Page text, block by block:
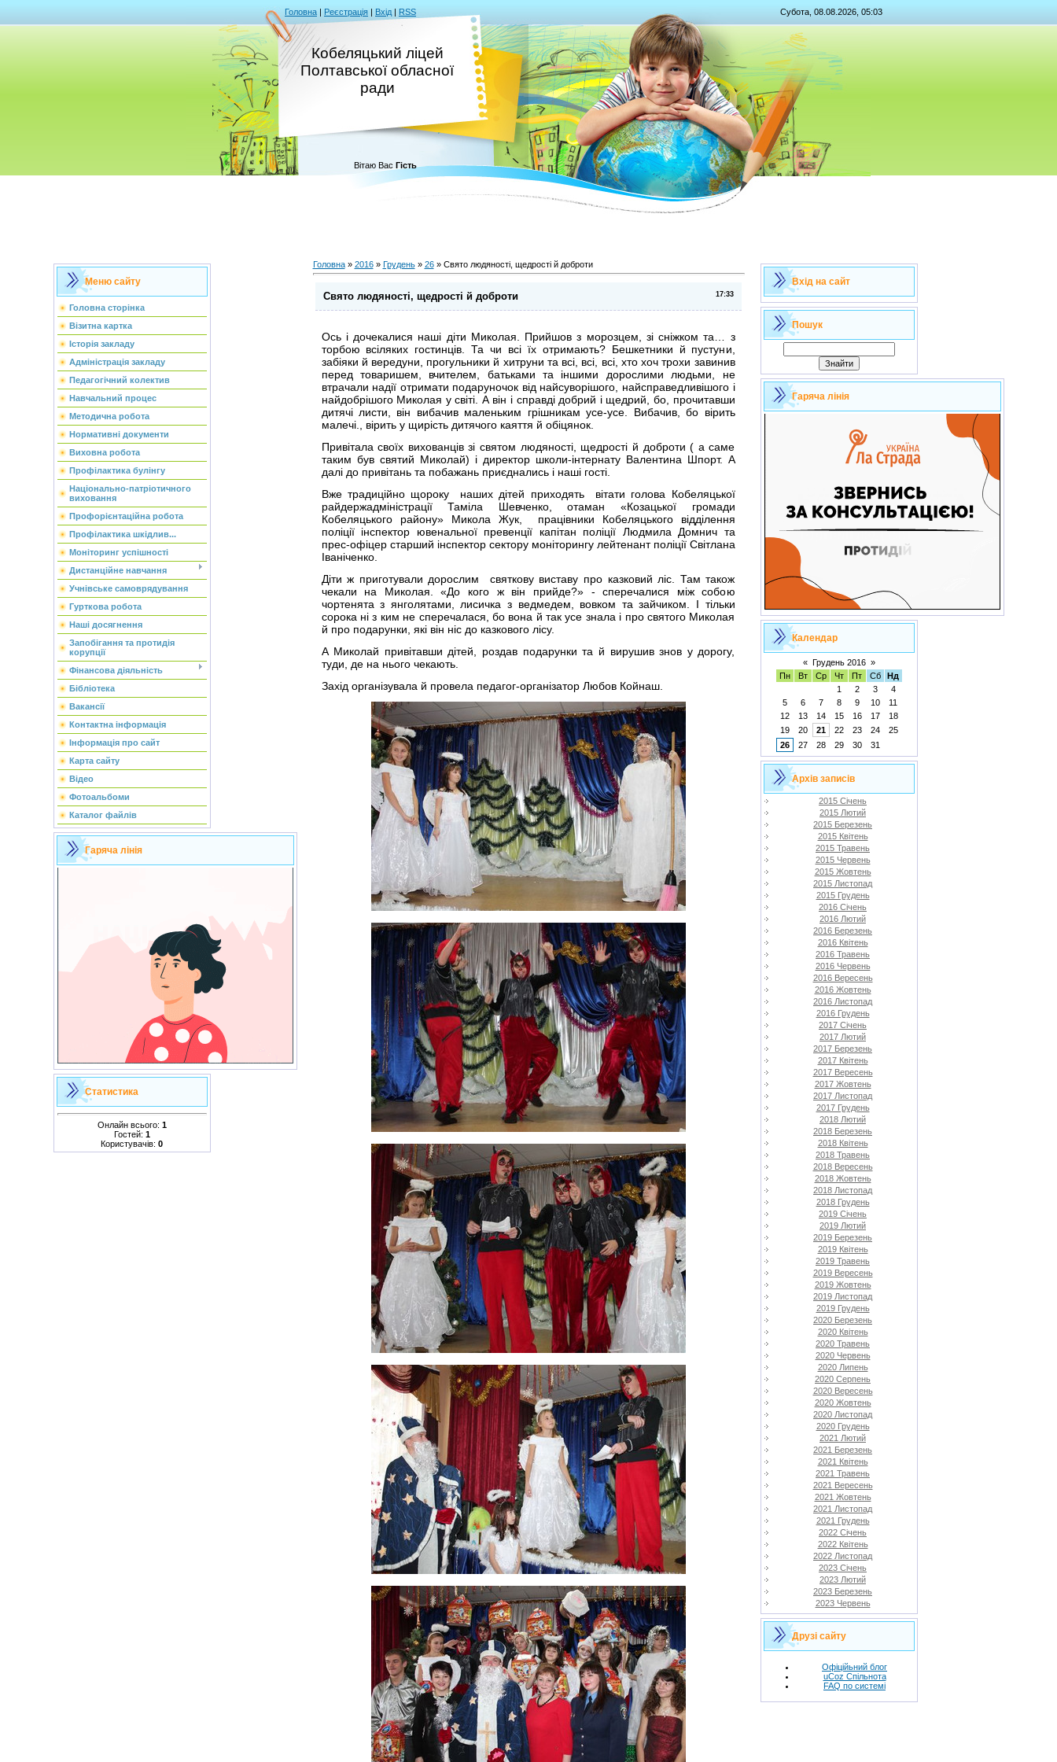
Головна | Реєстрація | Вхід | RSS Субота, 08.08.2026, 05:03
Кобеляцький ліцей
Полтавської обласної
ради
Вітаю Вас Гість
Меню сайту
Головна сторінка
Візитна картка
Історія закладу
Адміністрація закладу
Педагогічний колектив
Навчальний процес
Методична робота
Нормативні документи
Виховна робота
Профілактика булінгу
Національно-патріотичного
виховання
Профорієнтаційна робота
Профілактика шкідлив...
Моніторинг успішності
Дистанційне навчання
Учнівське самоврядування
Гурткова робота
Наші досягнення
Запобігання та протидія
корупції
Фінансова діяльність
Бібліотека
Вакансії
Контактна інформація
Інформація про сайт
Карта сайту
Відео
Фотоальбоми
Каталог файлів
Гаряча лінія
Статистика
Онлайн всього: 1
Гостей: 1
Користувачів: 0
Головна» 2016 » Грудень » 26» Свято людяності, щедрості й доброти
17:33
Свято людяності, щедрості й доброти
Ось і дочекалися наші діти Миколая. Прийшов з морозцем, зі сніжком та… з
торбою всіляких гостинців. Та чи всі їх отримають? Бешкетники й пустуни,
забіяки й вередуни, прогульники й хитруни та всі, всі, всі, хто хоч трохи завинив
перед товаришем, вчителем, батьками та іншими дорослими людьми, не
втрачали надії отримати подаруночок від найсуворішого, найсправедливішого і
найдобрішого Миколая у світі. А він і справді добрий і щедрий, бо, прочитавши
дитячі листи, він вибачив маленьким грішникам усе-усе. Вибачив, бо вірить
малечі., вірить у щирість дитячого каяття й обіцянок.
Привітала своїх вихованців зі святом людяності, щедрості й доброти ( а саме
таким був святий Миколай) і директор школи-інтернату Валентина Шпорт. А
далі до привітань та побажань приєднались і наші гості.
Вже традиційно щороку наших дітей приходять вітати голова Кобеляцької
райдержадміністрації Таміла Шевченко, отаман «Козацької громади
Кобеляцького району» Микола Жук, працівники Кобеляцького відділення
поліції інспектор ювенальної превенції капітан поліції Людмила Домнич та
прес-офіцер старший інспектор сектору моніторингу лейтенант поліції Світлана
Іваніченко.
Діти ж приготували дорослим святкову виставу про казковий ліс. Там також
чекали на Миколая. «До кого ж він прийде?» - сперечалися між собою
чортенята з янголятами, лисичка з ведмедем, вовком та зайчиком. І тільки
сорока ні з ким не сперечалася, бо вона й так усе знала і про святого Миколая
й про подарунки, які він ніс до казкового лісу.
А Миколай привітавши дітей, роздав подарунки та й вирушив знов у дорогу,
туди, де на нього чекають.
Захід організувала й провела педагог-організатор Любов Койнаш.
Вхід на сайт
Пошук
Гаряча лінія
Календар
« Грудень 2016 »
Пн
Вт Ср Чт Пт Сб
Нд
1
2 3
4
5
6 7 8 9 10
11
12
13 14 15 16 17
18
19
20 21 22 23 24
25
26
27 28 29 30 31
Архів записів
2015 Січень
2015 Лютий
2015 Березень
2015 Квітень
2015 Травень
2015 Червень
2015 Жовтень
2015 Листопад
2015 Грудень
2016 Січень
2016 Лютий
2016 Березень
2016 Квітень
2016 Травень
2016 Червень
2016 Вересень
2016 Жовтень
2016 Листопад
2016 Грудень
2017 Січень
2017 Лютий
2017 Березень
2017 Квітень
2017 Вересень
2017 Жовтень
2017 Листопад
2017 Грудень
2018 Лютий
2018 Березень
2018 Квітень
2018 Травень
2018 Вересень
2018 Жовтень
2018 Листопад
2018 Грудень
2019 Січень
2019 Лютий
2019 Березень
2019 Квітень
2019 Травень
2019 Вересень
2019 Жовтень
2019 Листопад
2019 Грудень
2020 Березень
2020 Квітень
2020 Травень
2020 Червень
2020 Липень
2020 Серпень
2020 Вересень
2020 Жовтень
2020 Листопад
2020 Грудень
2021 Лютий
2021 Березень
2021 Квітень
2021 Травень
2021 Вересень
2021 Жовтень
2021 Листопад
2021 Грудень
2022 Січень
2022 Квітень
2022 Листопад
2023 Січень
2023 Лютий
2023 Березень
2023 Червень
Друзі сайту
Офіційьний блог
uCoz Спільнота
FAQ по системі